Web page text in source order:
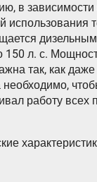
в зависимости
использования
150 л. с.
так, как
работу всех